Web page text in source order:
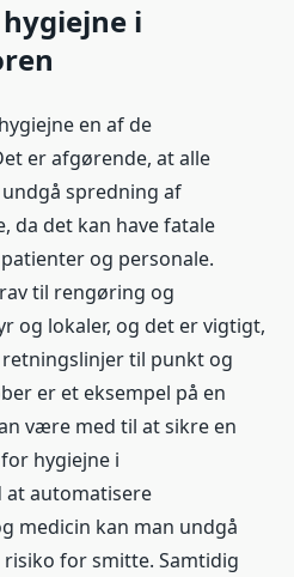
i
en af de
er afgørende, at alle
spredning af
da det kan have fatale
og personale.
til rengøring og
og lokaler, og det er vigtigt,
til punkt og
er et eksempel på en
være med til at sikre en
hygiejne i
at automatisere
medicin kan man undgå
for smitte. Samtidig